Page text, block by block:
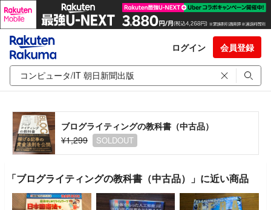
ログイン 会員登録
ブログライティングの教科書（中古品）
¥1,299
SOLDOUT
「ブログライティングの教科書（中古品）」に近い商品